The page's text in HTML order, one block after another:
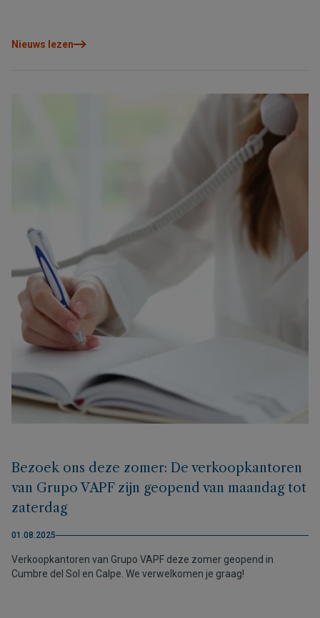
Nieuws lezen
Bezoek ons deze zomer: De verkoopkantoren
van Grupo VAPF zijn geopend van maandag tot
zaterdag
01.08.2025
Verkoopkantoren van Grupo VAPF deze zomer geopend in
Cumbre del Sol en Calpe. We verwelkomen je graag!